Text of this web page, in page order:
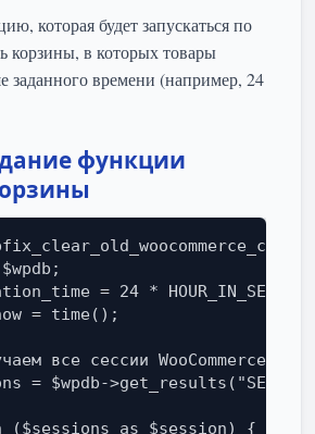
которая будет запускаться по
корзины, в которых товары
заданного времени (например, 24
функции
= 24 *
= time();
все сессии WooCommerce
= $wpdb-
($sessions as $session) {